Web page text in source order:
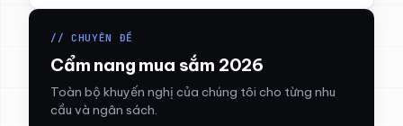
// CHUYÊN ĐỀ
Cẩm nang mua sắm 2026
Toàn bộ khuyến nghị của chúng tôi cho từng nhu
cầu và ngân sách.